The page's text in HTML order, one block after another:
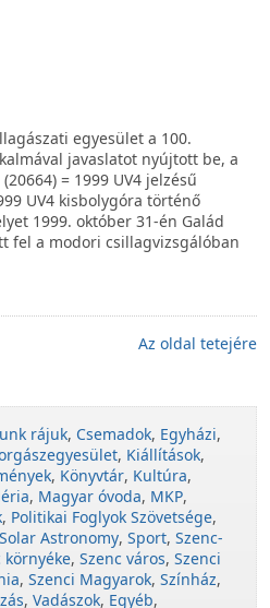
egyesület a 100.
javaslatot nyújtott be, a
= 1999 UV4 jelzésű
UV4 kisbolygóra történő
1999. október 31-én Galád
fel a modori csillagvizsgálóban
Az oldal tetejére
rájuk, Csemadok, Egyházi,
, Kiállítások,
, Könyvtár, Kultúra,
, Magyar óvoda, MKP,
, Politikai Foglyok Szövetsége,
Solar Astronomy, Sport, Szenc-
környéke, Szenc város, Szenci
, Szenci Magyarok, Színház,
, Vadászok, Egyéb,